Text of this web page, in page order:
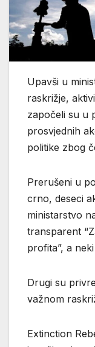
Upavši u
raskrižje,
započeli su u
prosvjednih
politike zbog
Prerušeni u
crno, deseci
ministarstvo
transparent
profita”, a
Drugi su
važnom
Extinction